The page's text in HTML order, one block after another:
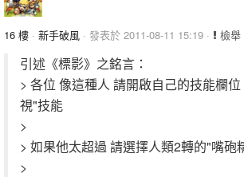
16 樓 · 新手破風 · 發表於 2011-08-11 15:19 · 檢舉
引述《標影》之銘言：
> 各位 像這種人 請開啟自己的技能欄
視"技能
>
> 如果他太超過 請選擇人類2轉的"嘴砲
>